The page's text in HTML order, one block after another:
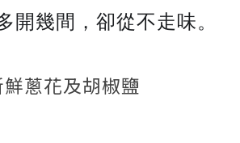
開幾間 ，卻從不走味。
蔥花及胡椒鹽